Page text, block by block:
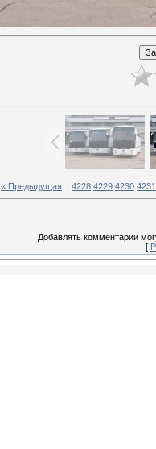
« Предыдущая 4228 4229 4230 4231
Добавлять комментарии
[